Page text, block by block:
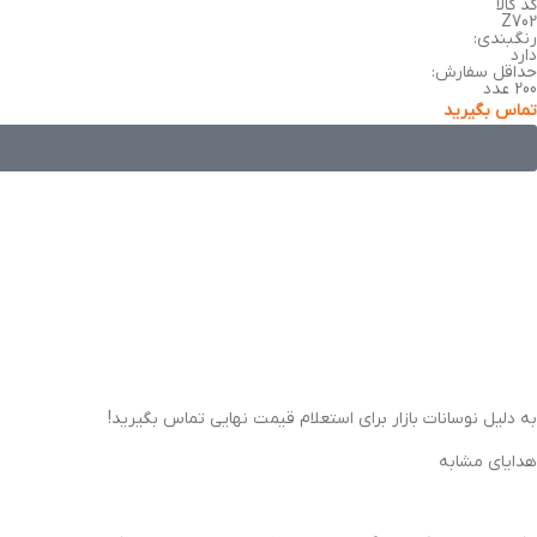
کد کالا
Z702
رنگبندی:
دارد
حداقل سفارش:
200 عدد
تماس بگیرید
به دلیل نوسانات بازار برای استعلام قیمت نهایی تماس بگیرید!
هدایای مشابه